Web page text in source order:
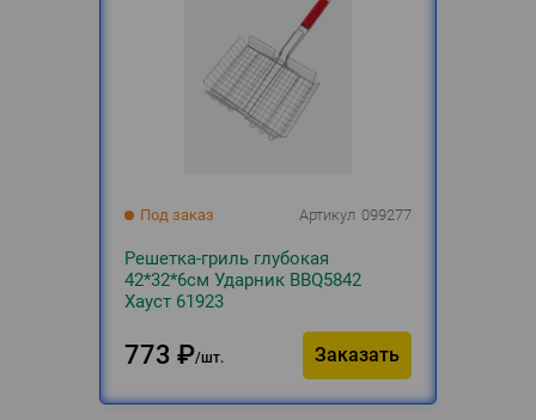
Под заказ Артикул 099277
Решетка-гриль глубокая
42*32*6см Ударник BBQ5842
Хауст 61923
773 ₽ шт. Заказать